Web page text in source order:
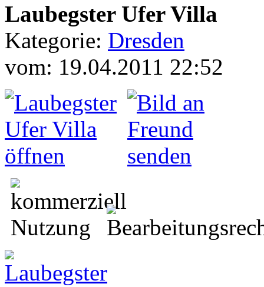
Laubegster Ufer Villa
Kategorie: Dresden
vom: 19.04.2011 22:52